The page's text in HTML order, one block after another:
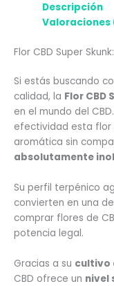
Descripción
Valoraciones
Flor CBD Super
Si estás buscando
calidad, la Flor CBD
en el mundo del
efectividad esta flor
aromática sin
absolutamente
Su perfil terpénico
convierten en una
comprar flores de
potencia legal.
Gracias a su cultivo
CBD ofrece un nivel